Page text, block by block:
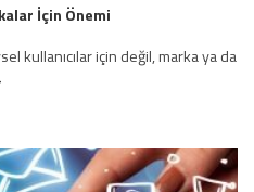
İçin Önemi
kullanıcılar için değil, marka ya da